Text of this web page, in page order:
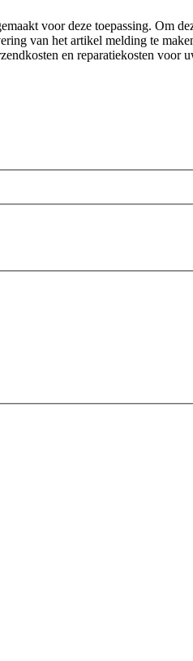
voor deze toepassing. Om
van het artikel melding te
en reparatiekosten voor